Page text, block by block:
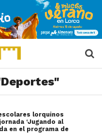
lorquinos
‘Jugando al
en el programa de